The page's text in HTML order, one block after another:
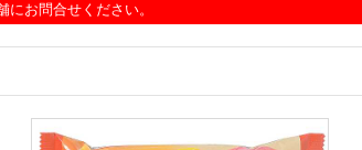
お問合せください。